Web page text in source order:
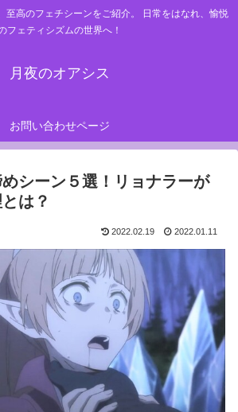
至高のフェチシーンをご紹介。 日常をはなれ、愉悦
フェティシズムの世界へ！
月夜のオアシス
お問い合わせページ
シーン５選！リョナラーが
は？
2022.02.19 2022.01.11